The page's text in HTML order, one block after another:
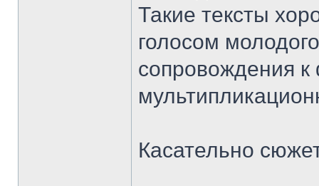
Такие тексты
голосом
сопровождения
Касательно